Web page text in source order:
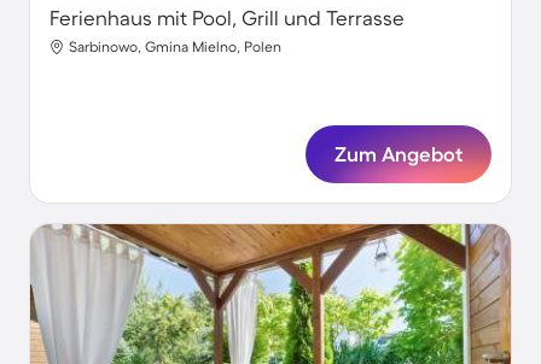
Ferienhaus mit Pool, Grill und Terrasse
Sarbinowo, Gmina Mielno, Polen
Zum Angebot